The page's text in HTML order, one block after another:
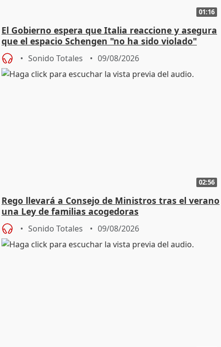
01:16
El Gobierno espera que Italia reaccione y asegura
que el espacio Schengen "no ha sido violado"
Sonido Totales 09/08/2026
02:56
Rego llevará a Consejo de Ministros tras el verano
una Ley de familias acogedoras
Sonido Totales 09/08/2026